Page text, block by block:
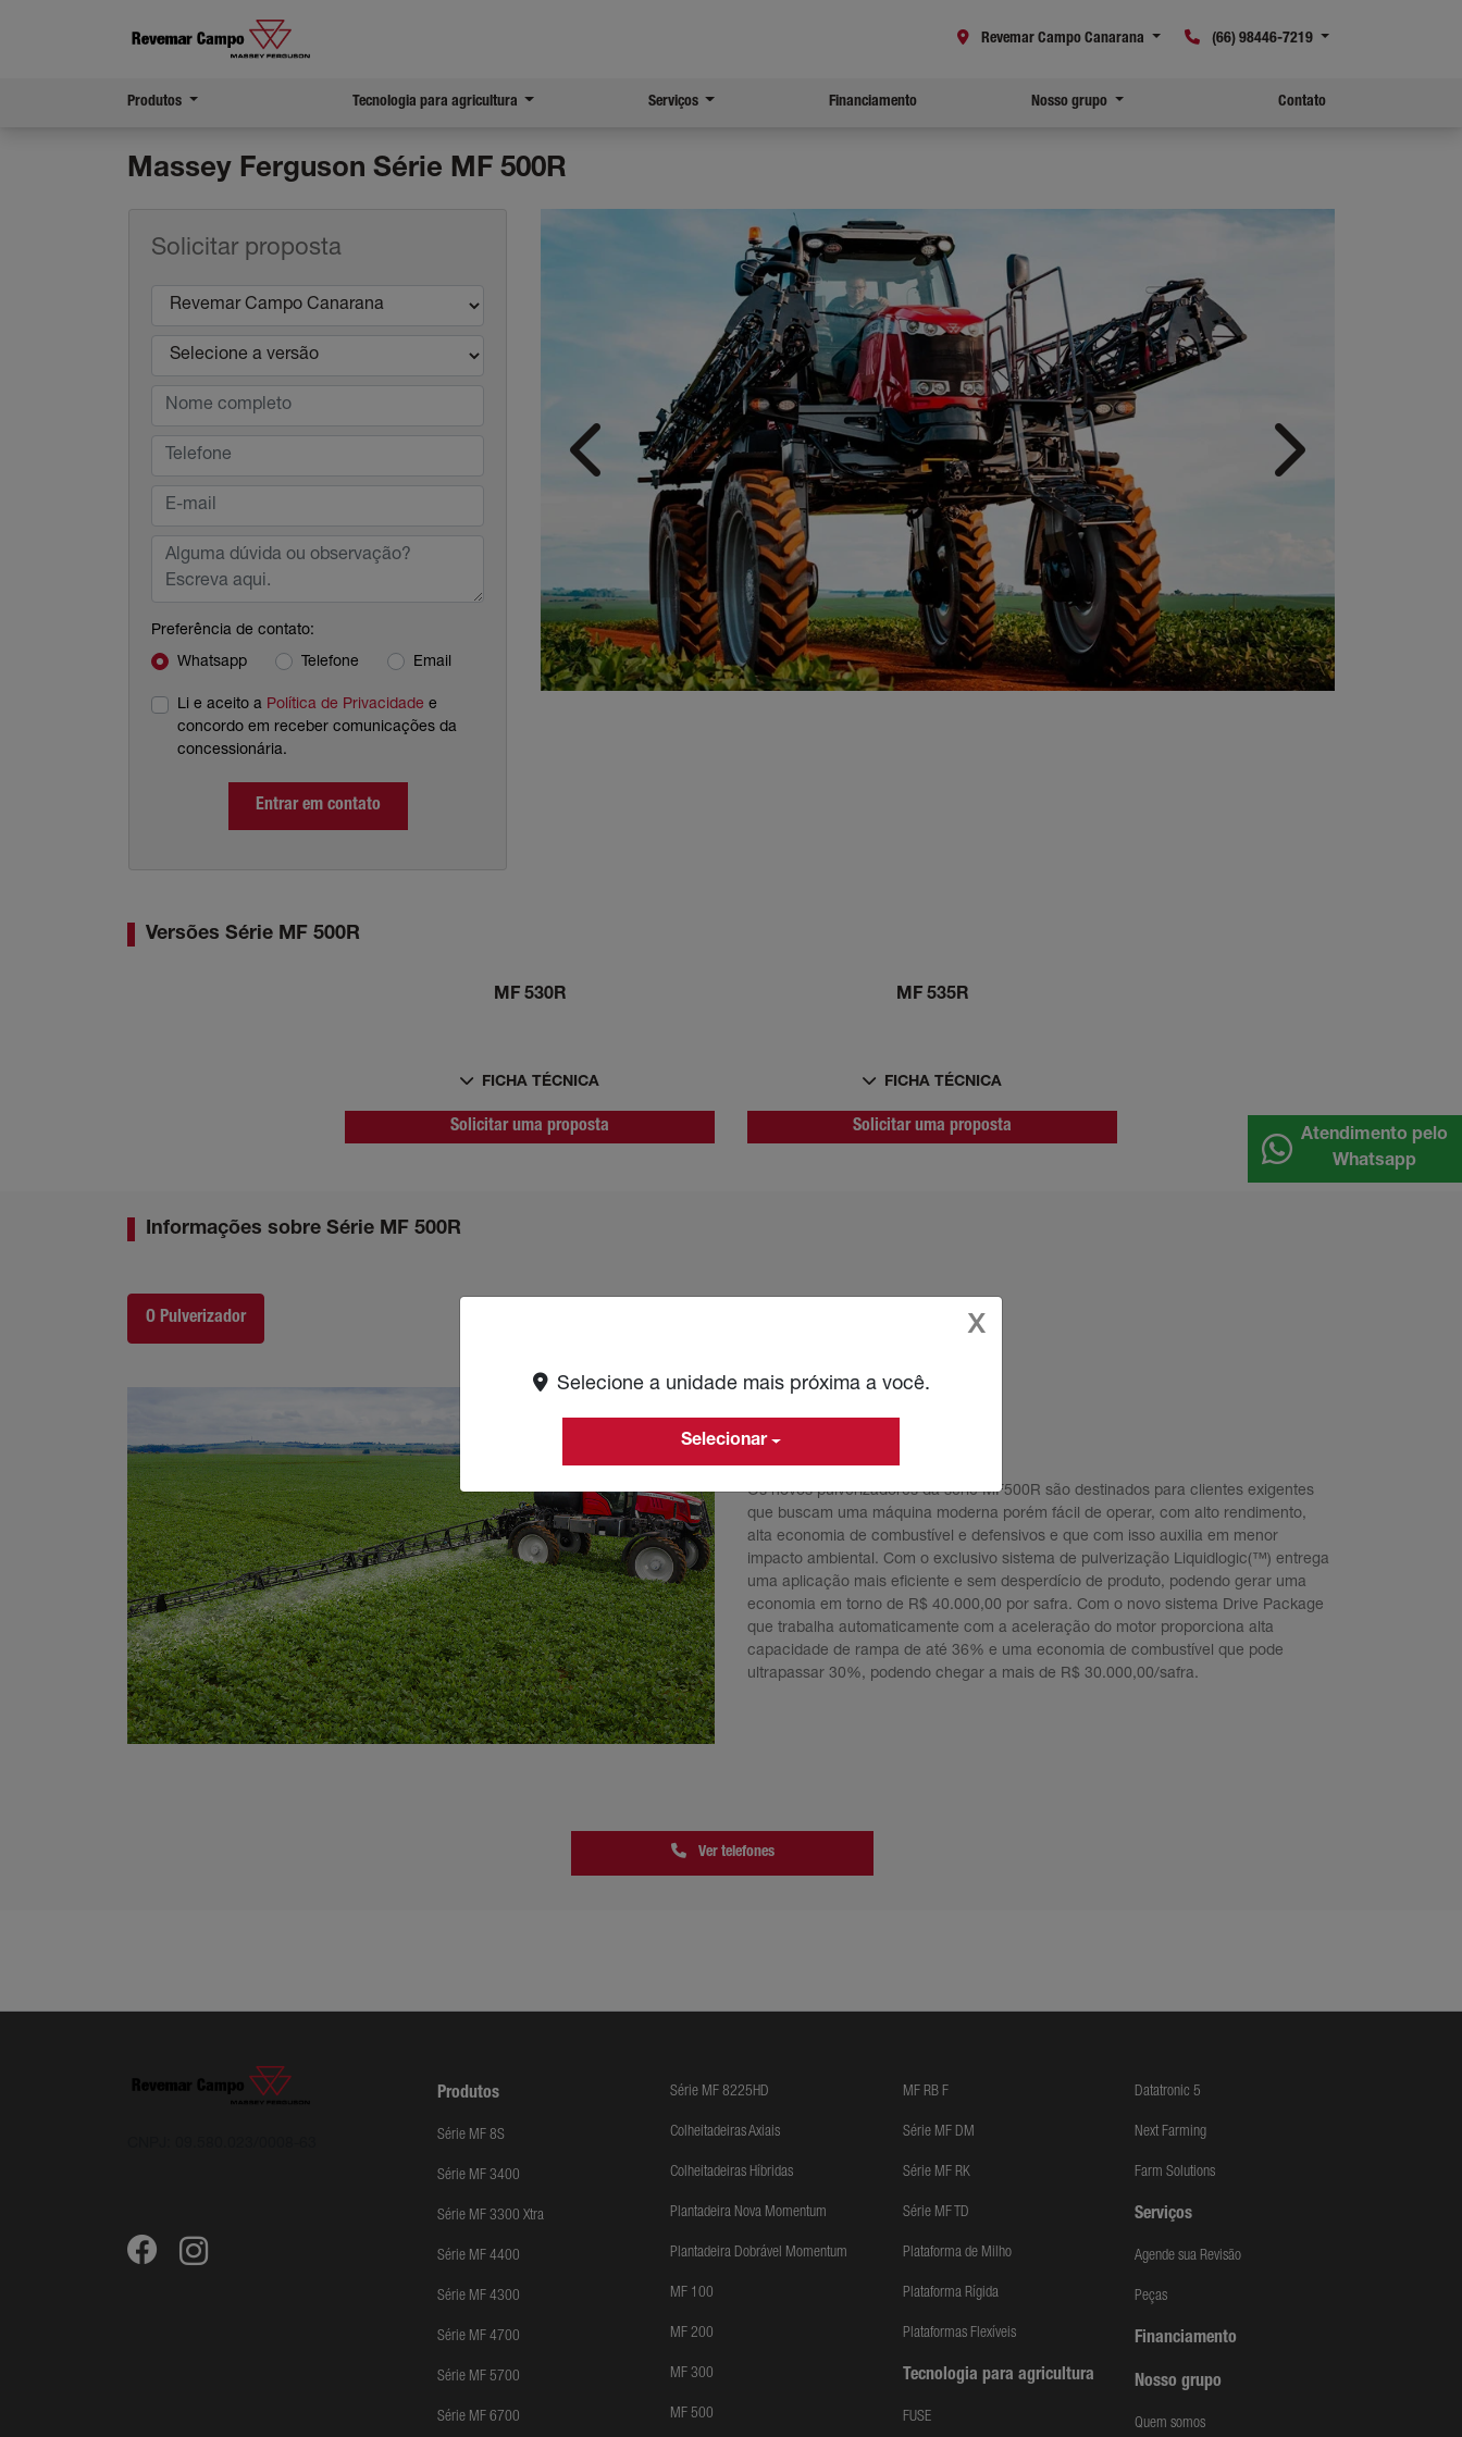
(66) 98446-7219
Revemar Campo Canarana
Produtos Tecnologia para agricultura Serviços Financiamento Nosso grupo Contato
Massey Ferguson Série MF 500R
Solicitar proposta
Preferência de contato:
Whatsapp Telefone Email
Li e aceito a Política de Privacidade e
concordo em receber comunicações da
concessionária.
Entrar em contato
Anterior Próximo
Versões Série MF 500R
MF 530R
FICHA TÉCNICA
Solicitar uma proposta
MF 535R
FICHA TÉCNICA
Solicitar uma proposta
Informações sobre Série MF 500R
O Pulverizador
MF 500R
Os novos pulverizadores da série MF500R são destinados para clientes exigentes
que buscam uma máquina moderna porém fácil de operar, com alto rendimento,
alta economia de combustível e defensivos e que com isso auxilia em menor
impacto ambiental. Com o exclusivo sistema de pulverização Liquidlogic(™) entrega
uma aplicação mais eficiente e sem desperdício de produto, podendo gerar uma
economia em torno de R$ 40.000,00 por safra. Com o novo sistema Drive Package
que trabalha automaticamente com a aceleração do motor proporciona alta
capacidade de rampa de até 36% e uma economia de combustível que pode
ultrapassar 30%, podendo chegar a mais de R$ 30.000,00/safra.
Ver telefones
Produtos
Série MF 8S
Série MF 3400
Série MF 3300 Xtra
Série MF 4400
Série MF 4300
Série MF 4700
Série MF 5700
Série MF 6700
Série MF 8225HD
Colheitadeiras Axiais
Colheitadeiras Híbridas
Plantadeira Nova Momentum
Plantadeira Dobrável Momentum
MF 100
MF 200
MF 300
MF 500
MF RB F
Série MF DM
Série MF RK
Série MF TD
Plataforma de Milho
Plataforma Rígida
Plataformas Flexíveis
Tecnologia para agricultura
FUSE
Datatronic 5
Next Farming
Farm Solutions
Serviços
Agende sua Revisão
Peças
Financiamento
Nosso grupo
Quem somos
Atendimento pelo
Whatsapp
X
Selecione a unidade mais próxima a você.
Selecionar